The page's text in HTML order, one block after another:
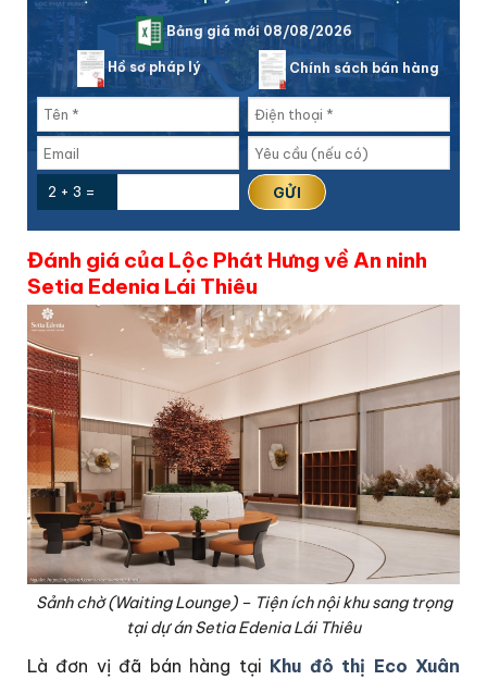
Bảng giá mới 08/08/2026
Hồ sơ pháp lý Chính sách bán hàng
2 + 3 =
Đánh giá của Lộc Phát Hưng về An ninh
Setia Edenia Lái Thiêu
Sảnh chờ (Waiting Lounge) – Tiện ích nội khu sang trọng
tại dự án Setia Edenia Lái Thiêu
Là đơn vị đã bán hàng tại Khu đô thị Eco Xuân